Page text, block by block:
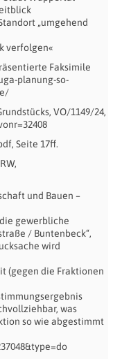
„umgehend
verfolgen«
Faksimile
planung-so-
VO/1149/24,
Seite 17ff.
und Bauen –
gewerbliche
/ Buntenbeck“,
wird
(gegen die Fraktionen
was
so wie abgestimmt